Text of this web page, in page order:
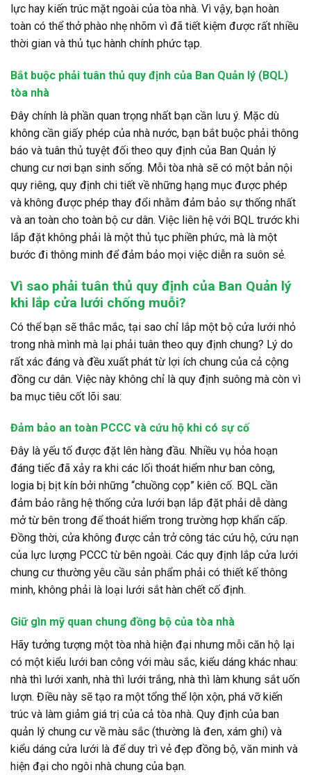
lực hay kiến trúc mặt ngoài của tòa nhà. Vì vậy, bạn hoàn
toàn có thể thở phào nhẹ nhõm vì đã tiết kiệm được rất nhiều
thời gian và thủ tục hành chính phức tạp.
Bắt buộc phải tuân thủ quy định của Ban Quản lý (BQL)
tòa nhà
Đây chính là phần quan trọng nhất bạn cần lưu ý. Mặc dù
không cần giấy phép của nhà nước, bạn bắt buộc phải thông
báo và tuân thủ tuyệt đối theo quy định của Ban Quản lý
chung cư nơi bạn sinh sống. Mỗi tòa nhà sẽ có một bản nội
quy riêng, quy định chi tiết về những hạng mục được phép
và không được phép thay đổi nhằm đảm bảo sự thống nhất
và an toàn cho toàn bộ cư dân. Việc liên hệ với BQL trước khi
lắp đặt không phải là một thủ tục phiền phức, mà là một
bước đi thông minh để đảm bảo mọi việc diễn ra suôn sẻ.
Vì sao phải tuân thủ quy định của Ban Quản lý
khi lắp cửa lưới chống muỗi?
Có thể bạn sẽ thắc mắc, tại sao chỉ lắp một bộ cửa lưới nhỏ
trong nhà mình mà lại phải tuân theo quy định chung? Lý do
rất xác đáng và đều xuất phát từ lợi ích chung của cả cộng
đồng cư dân. Việc này không chỉ là quy định suông mà còn vì
ba mục tiêu cốt lõi sau:
Đảm bảo an toàn PCCC và cứu hộ khi có sự cố
Đây là yếu tố được đặt lên hàng đầu. Nhiều vụ hỏa hoạn
đáng tiếc đã xảy ra khi các lối thoát hiểm như ban công,
logia bị bịt kín bởi những “chuồng cọp” kiên cố. BQL cần
đảm bảo rằng hệ thống cửa lưới bạn lắp đặt phải dễ dàng
mở từ bên trong để thoát hiểm trong trường hợp khẩn cấp.
Đồng thời, cửa không được cản trở công tác cứu hộ, cứu nạn
của lực lượng PCCC từ bên ngoài. Các quy định lắp cửa lưới
chung cư thường yêu cầu sản phẩm phải có thiết kế thông
minh, không phải là loại lưới sắt hàn chết cố định.
Giữ gìn mỹ quan chung đồng bộ của tòa nhà
Hãy tưởng tượng một tòa nhà hiện đại nhưng mỗi căn hộ lại
có một kiểu lưới ban công với màu sắc, kiểu dáng khác nhau:
nhà thì lưới xanh, nhà thì lưới trắng, nhà thì làm khung sắt uốn
lượn. Điều này sẽ tạo ra một tổng thể lộn xộn, phá vỡ kiến
trúc và làm giảm giá trị của cả tòa nhà. Quy định của ban
quản lý chung cư về màu sắc (thường là đen, xám ghi) và
kiểu dáng cửa lưới là để duy trì vẻ đẹp đồng bộ, văn minh và
hiện đại cho ngôi nhà chung của bạn.